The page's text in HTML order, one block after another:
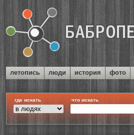
летопись люди история фото
где искать что искать